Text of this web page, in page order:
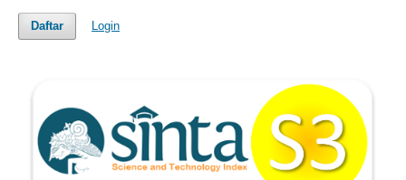
Daftar Login